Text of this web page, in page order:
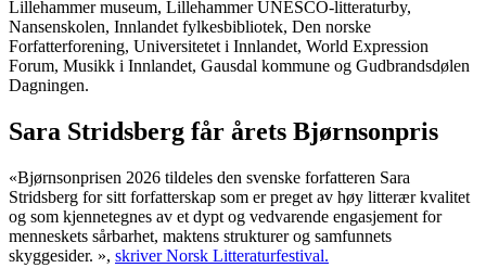
Lillehammer museum, Lillehammer UNESCO-litteraturby,
Nansenskolen, Innlandet fylkesbibliotek, Den norske
Forfatterforening, Universitetet i Innlandet, World Expression
Forum, Musikk i Innlandet, Gausdal kommune og Gudbrandsdølen
Dagningen.
Sara Stridsberg får årets Bjørnsonpris
«Bjørnsonprisen 2026 tildeles den svenske forfatteren Sara
Stridsberg for sitt forfatterskap som er preget av høy litterær kvalitet
og som kjennetegnes av et dypt og vedvarende engasjement for
menneskets sårbarhet, maktens strukturer og samfunnets
skyggesider. », skriver Norsk Litteraturfestival.